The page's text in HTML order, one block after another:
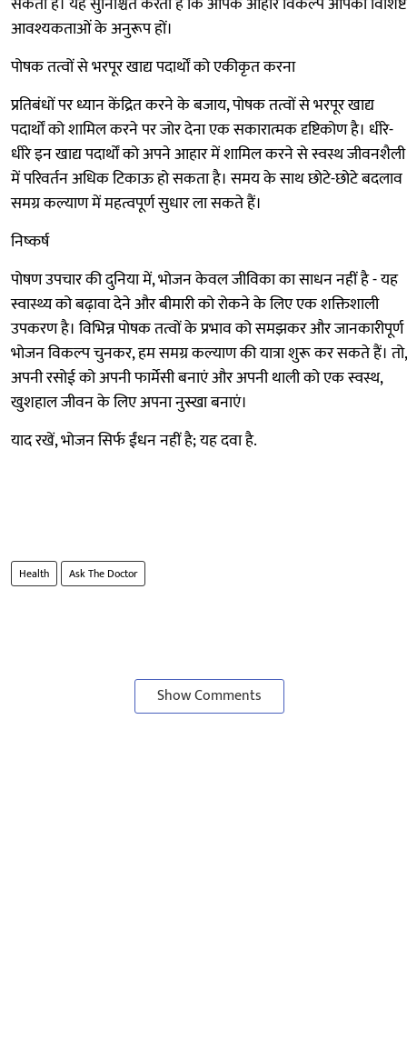
आवश्यकताओं के अनुरूप हों।
पोषक तत्वों से भरपूर खाद्य पदार्थों को एकीकृत करना
प्रतिबंधों पर ध्यान केंद्रित करने के बजाय, पोषक तत्वों से भरपूर खाद्य
पदार्थों को शामिल करने पर जोर देना एक सकारात्मक दृष्टिकोण है। धीरे-
धीरे इन खाद्य पदार्थों को अपने आहार में शामिल करने से स्वस्थ जीवनशैली
में परिवर्तन अधिक टिकाऊ हो सकता है। समय के साथ छोटे-छोटे बदलाव
समग्र कल्याण में महत्वपूर्ण सुधार ला सकते हैं।
निष्कर्ष
पोषण उपचार की दुनिया में, भोजन केवल जीविका का साधन नहीं है - यह
स्वास्थ्य को बढ़ावा देने और बीमारी को रोकने के लिए एक शक्तिशाली
उपकरण है। विभिन्न पोषक तत्वों के प्रभाव को समझकर और जानकारीपूर्ण
भोजन विकल्प चुनकर, हम समग्र कल्याण की यात्रा शुरू कर सकते हैं। तो,
अपनी रसोई को अपनी फार्मेसी बनाएं और अपनी थाली को एक स्वस्थ,
खुशहाल जीवन के लिए अपना नुस्खा बनाएं।
याद रखें, भोजन सिर्फ ईंधन नहीं है; यह दवा है.
Health Ask The Doctor
Show Comments